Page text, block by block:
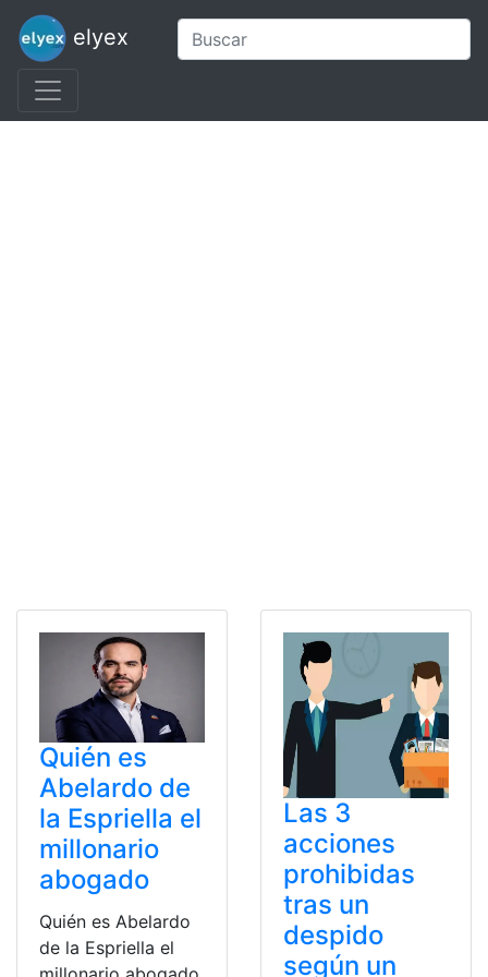
elyex
Quién es
Abelardo de
la Espriella el
millonario
abogado
Quién es Abelardo
de la Espriella el
Las 3
acciones
prohibidas
tras un
despido
según un